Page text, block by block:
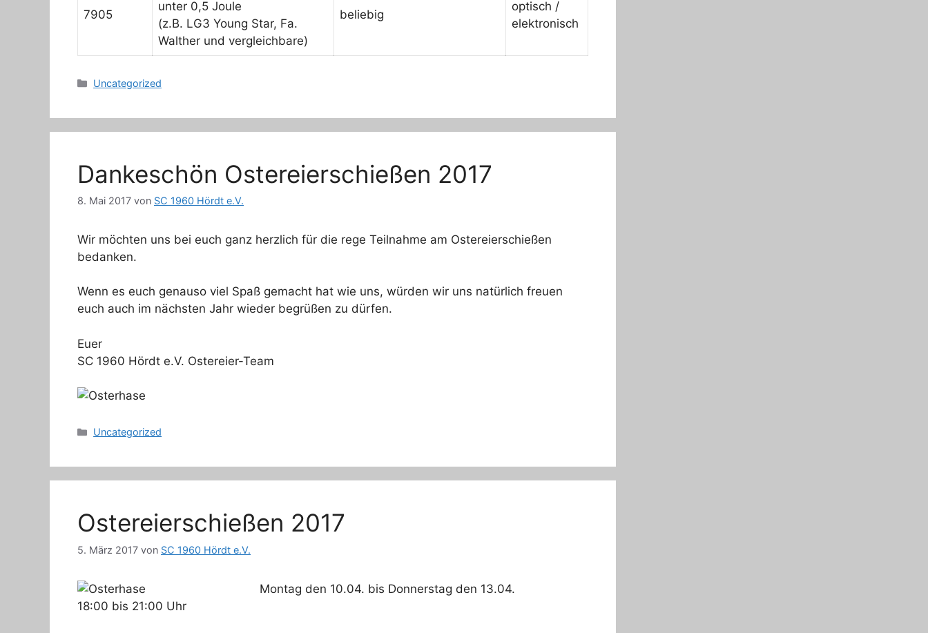
7905
unter 0,5 Joule
(z.B. LG3 Young Star, Fa.
Walther und vergleichbare)
beliebig
optisch /
elektronisch
Kategorien
Uncategorized
Dankeschön Ostereierschießen 2017
8. Mai 2017 von SC 1960 Hördt e.V.
Wir möchten uns bei euch ganz herzlich für die rege Teilnahme am Ostereierschießen
bedanken.
Wenn es euch genauso viel Spaß gemacht hat wie uns, würden wir uns natürlich freuen
euch auch im nächsten Jahr wieder begrüßen zu dürfen.
Euer
SC 1960 Hördt e.V. Ostereier-Team
Kategorien
Uncategorized
Ostereierschießen 2017
5. März 2017 von SC 1960 Hördt e.V.
Montag den 10.04. bis Donnerstag den 13.04.
18:00 bis 21:00 Uhr